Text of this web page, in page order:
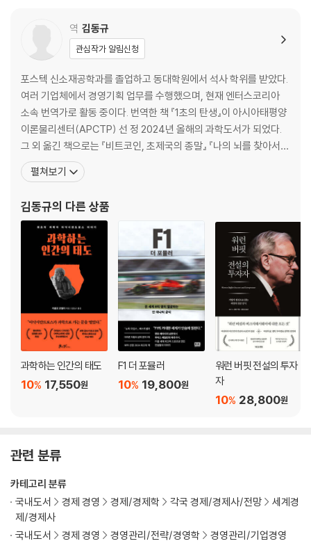
8장 | 리드 호프먼, 큰 힘에는 큰 책임이 따른다
“스타트업 창업이란 절벽 끝에서 몸을 던진 후, 추락하는 동안 비행기를 만
들어야 하는 일과 같다.”
9장 | 술레이만, AI와 인간이 친구처럼 대화하는 시대
“앞으로 5년 안에는 가능성의 영역을 넘어 불가피한 현실이 될 것이다.”
10장 | 챗GPT, AI의 대중화가 시작되다
“1등이 아니면 아무리 정의를 떠들어도 소용이 없습니다.”
“천하무적의 기업은 없습니다. 어떤 기업이라도 한순간에 무너질 수 있습
12장 | 마이크로소프트 vs 구글, 빅테크 AI 대전
“진짜 경쟁이 시작되었습니다.”
13장 | AI의 질주, 기대와 위기의 경계에서
“지금 분위기가 아주 미쳤어요. VC들이 다 달려들고 있어요.”
14장 | AI는 인간을 대체하지 않는다
“아무리 경쟁이 치열하더라도 AI가 나아갈 방향과 그 속도를 조종하는 일
“우리 목표는 사용자가 AI와 훨씬 더 자연스럽고 편안하게 대화하도록 해
주는 것입니다.”
16장 | AI 산업의 봄날은 언제까지
“이 말도 안 되는 회사들이 투자를 척척 받는 꼴을 좀 보세요.”
역 김동규
관심작가 알림신청
포스텍 신소재공학과를 졸업하고 동대학원에서 석사 학위를 받았다.
여러 기업체에서 경영기획 업무를 수행했으며, 현재 엔터스코리아
소속 번역가로 활동 중이다. 번역한 책 『1초의 탄생』이 아시아태평양
이론물리센터(APCTP) 선 정 2024년 올해의 과학도서가 되었다.
그 외 옮긴 책으로는 『비트코인, 초제국의 종말』 『나의 뇌를 찾아서』
『스 케일업』 『보이지 않는 확신을 팔아라』 『벤 버냉키의 21세기 통화
정책』 『다크 소셜』 『플립 싱킹』 『지칠 때 뇌 과학』 『극한 갈등』 『더 나
『스토리의 기술』 『비트코인
펼쳐보기
김동규의 다른 상품
과학하는 인간의 태도
17,550원
10%
F1 더 포뮬러
19,800원
10%
워런 버핏 전설의 투자
자
28,800원
10%
관련 분류
카테고리 분류
국내도서
경제 경영 경제/경제학 각국 경제/경제사/전망
세계경
제/경제사
국내도서
경제 경영 경영관리/전략/경영학 경영관리/기업경영